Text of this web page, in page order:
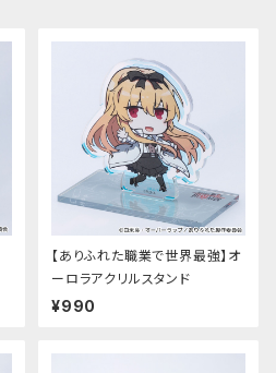
【ありふれた職業で世界最強】オ
ーロラアクリルスタンド
¥990